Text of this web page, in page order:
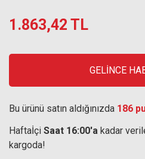
1.863,42 TL
GELİNCE
Bu ürünü satın aldığınızda 186
Haftaİçi Saat 16:00'a kadar
kargoda!